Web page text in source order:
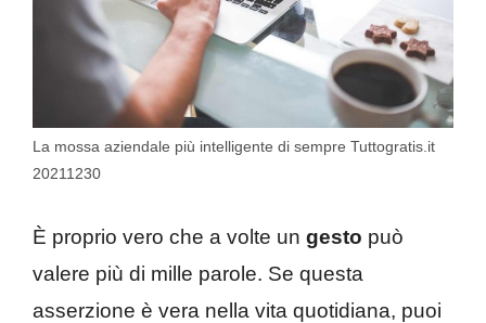
La mossa aziendale più intelligente di sempre Tuttogratis.it
20211230
È proprio vero che a volte un gesto può
valere più di mille parole. Se questa
asserzione è vera nella vita quotidiana, puoi